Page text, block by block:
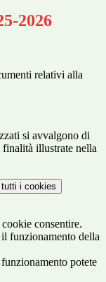
2026
relativi alla
si avvalgono di
illustrate nella
i cookies
consentire.
funzionamento della
potete